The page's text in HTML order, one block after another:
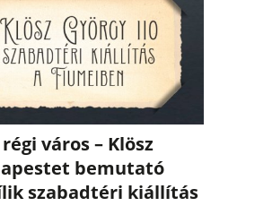
város – Klösz
bemutató
szabadtéri kiállítás